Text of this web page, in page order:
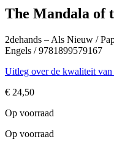
The Mandala of
2dehands – Als Nieuw /
Engels / 9781899579167
Uitleg over de kwaliteit van
€ 24,50
Op voorraad
Op voorraad